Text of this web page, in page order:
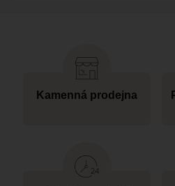
Kamenná prodejna